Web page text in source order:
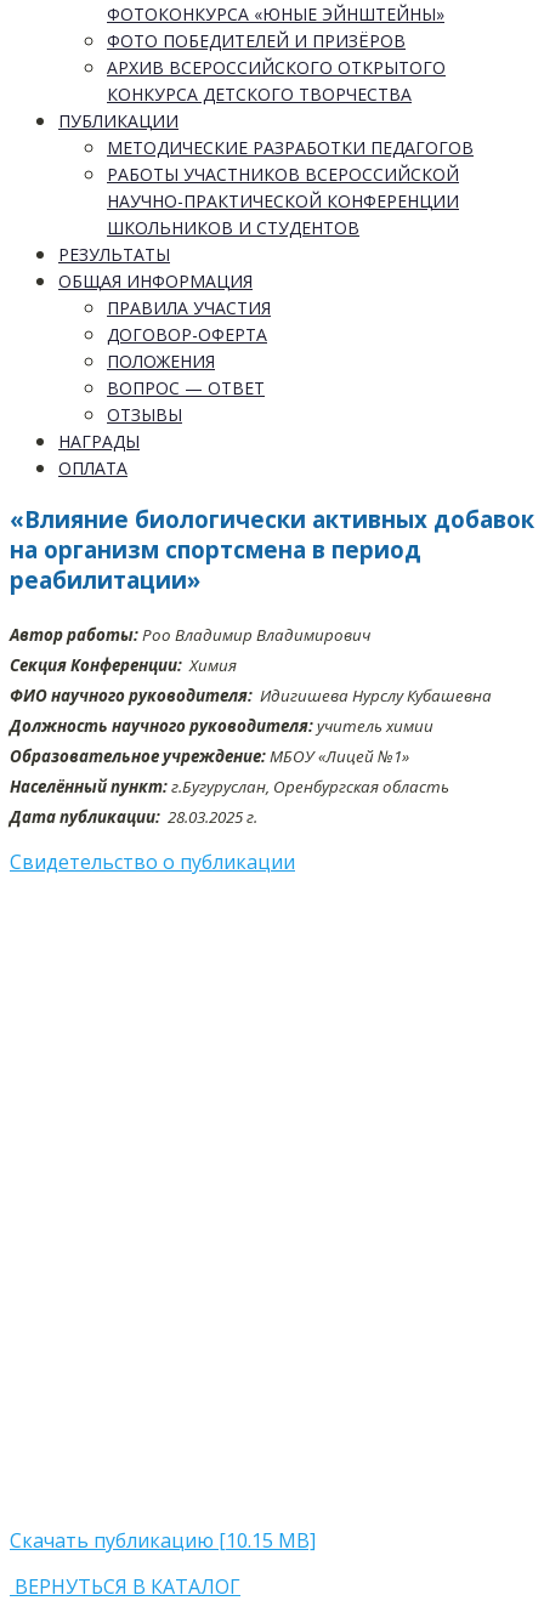
ФОТОКОНКУРСА «ЮНЫЕ ЭЙНШТЕЙНЫ»
ФОТО ПОБЕДИТЕЛЕЙ И ПРИЗЁРОВ
АРХИВ ВСЕРОССИЙСКОГО ОТКРЫТОГО
КОНКУРСА ДЕТСКОГО ТВОРЧЕСТВА
ПУБЛИКАЦИИ
МЕТОДИЧЕСКИЕ РАЗРАБОТКИ ПЕДАГОГОВ
РАБОТЫ УЧАСТНИКОВ ВСЕРОССИЙСКОЙ
НАУЧНО-ПРАКТИЧЕСКОЙ КОНФЕРЕНЦИИ
ШКОЛЬНИКОВ И СТУДЕНТОВ
РЕЗУЛЬТАТЫ
ОБЩАЯ ИНФОРМАЦИЯ
ПРАВИЛА УЧАСТИЯ
ДОГОВОР-ОФЕРТА
ПОЛОЖЕНИЯ
ВОПРОС — ОТВЕТ
ОТЗЫВЫ
НАГРАДЫ
ОПЛАТА
«Влияние биологически активных добавок
на организм спортсмена в период
реабилитации»
Автор работы:Роо Владимир Владимирович
Секция Конференции: Химия
ФИО научного руководителя: Идигишева Нурслу Кубашевна
Должность научного руководителя:учитель химии
Образовательное учреждение:МБОУ «Лицей №1»
Населённый пункт:г.Бугуруслан, Оренбургская область
Дата публикации: 28.03.2025 г.
Свидетельство о публикации
Скачать публикацию [10.15 MB]
ВЕРНУТЬСЯ В КАТАЛОГ